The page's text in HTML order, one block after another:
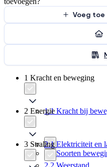
Voeg toe
1 Kracht en beweging
1.1 Kracht bij
1.2 Soorten
2 Energie
2.1 Elektriciteit en
3 Straling